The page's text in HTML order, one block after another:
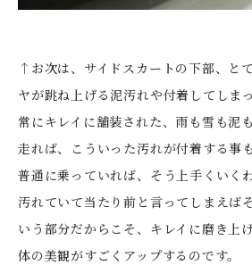
↑お次は、サイドスカートの下部、と
ヤが跳ね上げる泥汚れや付着してしま
常にキレイに舗装された、雨も雪も泥
走れば、こういった汚れが付着する事
普通に乗っていれば、そう上手くいく
汚れていて当たり前と言ってしまえば
いう部分だからこそ、キレイに磨き上
体の美観がすごくアップするのです。